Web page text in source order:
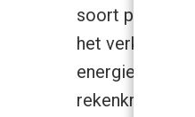
soort
het verkopen
rekenkracht te